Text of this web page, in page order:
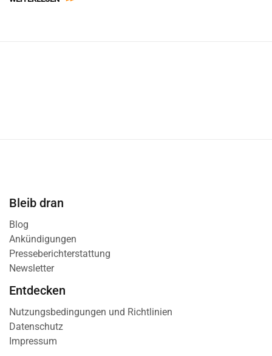
Bleib dran
Blog
Ankündigungen
Presseberichterstattung
Newsletter
Entdecken
Nutzungsbedingungen und Richtlinien
Datenschutz
Impressum